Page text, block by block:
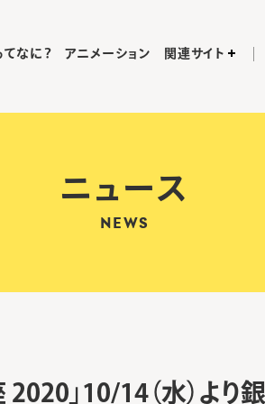
てなに？ アニメーション 関連サイト
ニュース
NEWS
」10/14（水）より